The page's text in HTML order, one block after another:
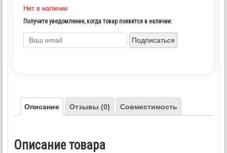
Нет в наличии
Получите уведомление, когда товар появится в наличии:
Подписаться
Описание Отзывы (0) Совместимость
Описание товара